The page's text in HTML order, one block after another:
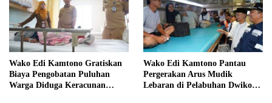
Wako Edi Kamtono Gratiskan
Biaya Pengobatan Puluhan
Warga Diduga Keracunan
Wako Edi Kamtono Pantau
Pergerakan Arus Mudik
Lebaran di Pelabuhan Dwikora